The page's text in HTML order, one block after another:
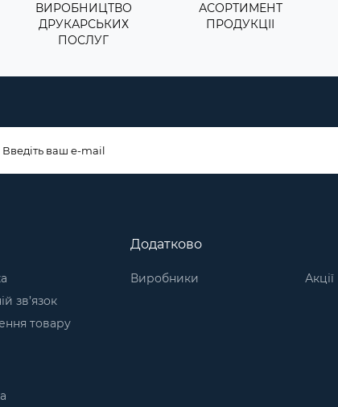
ВИРОБНИЦТВО
ДРУКАРСЬКИХ
ПОСЛУГ
АСОРТИМЕНТ
ПРОДУКЦІІ
зв’язок
товару
Додатково
Виробники Акції